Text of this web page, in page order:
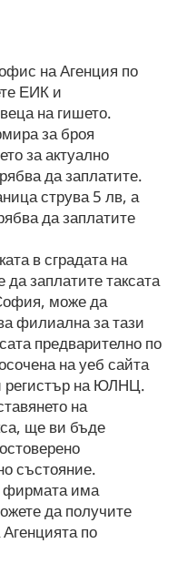
на Агенция по
ЕИК и
на гишето.
за броя
за актуално
да заплатите.
струва 5 лв, а
да заплатите
в сградата на
заплатите таксата
може да
филиална за тази
предварително по
на уеб сайта
регистър на ЮЛНЦ.
на
ще ви бъде
състояние.
фирмата има
да получите
по